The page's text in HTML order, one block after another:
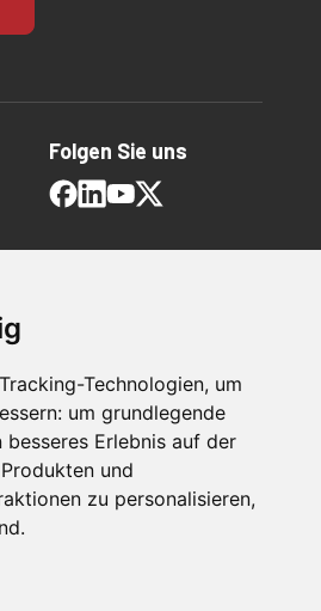
Technologien, um
um grundlegende
besseres Erlebnis auf der
und
zu personalisieren,
.
Folgen Sie uns